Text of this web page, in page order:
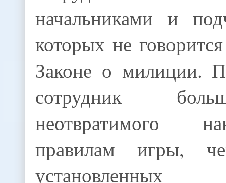
начальниками и
которых не
Законе о милиции.
сотрудник
неотвратимого
правилам игры,
установленных